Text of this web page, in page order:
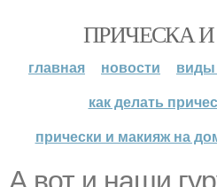
ПРИЧЕСКА
главная новости
виды
как делать
прически и макияж на